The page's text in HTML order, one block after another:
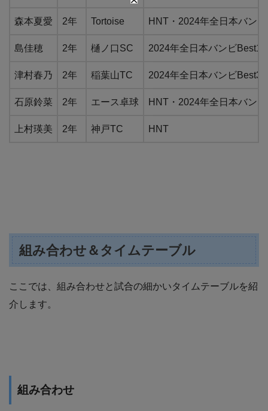
森本夏愛 2年 Tortoise HNT・2024年全日本バン
島佳穂 2年 樋ノ口SC 2024年全日本バンビBest16
津村春乃 2年 稲葉山TC 2024年全日本バンビBest32
石原鈴菜 2年 エース卓球 HNT・2024年全日本バン
上村瑛美 2年 神戸TC HNT
組み合わせ＆タイムテーブル
ここでは、組み合わせと試合の細かいタイムテーブルを紹
介します。
組み合わせ